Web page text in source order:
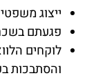
ייצוג
פגעתם
לוקחים
והסתבכות